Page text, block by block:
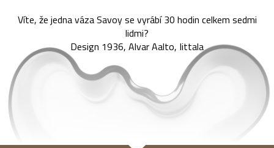
Víte, že jedna váza Savoy se vyrábí 30 hodin celkem sedmi
lidmi?
Design 1936, Alvar Aalto, Iittala